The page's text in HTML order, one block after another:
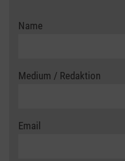
Name
Medium / Redaktion
Email